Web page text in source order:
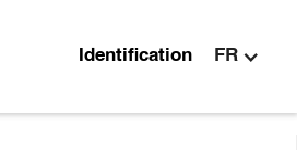
Identification FR